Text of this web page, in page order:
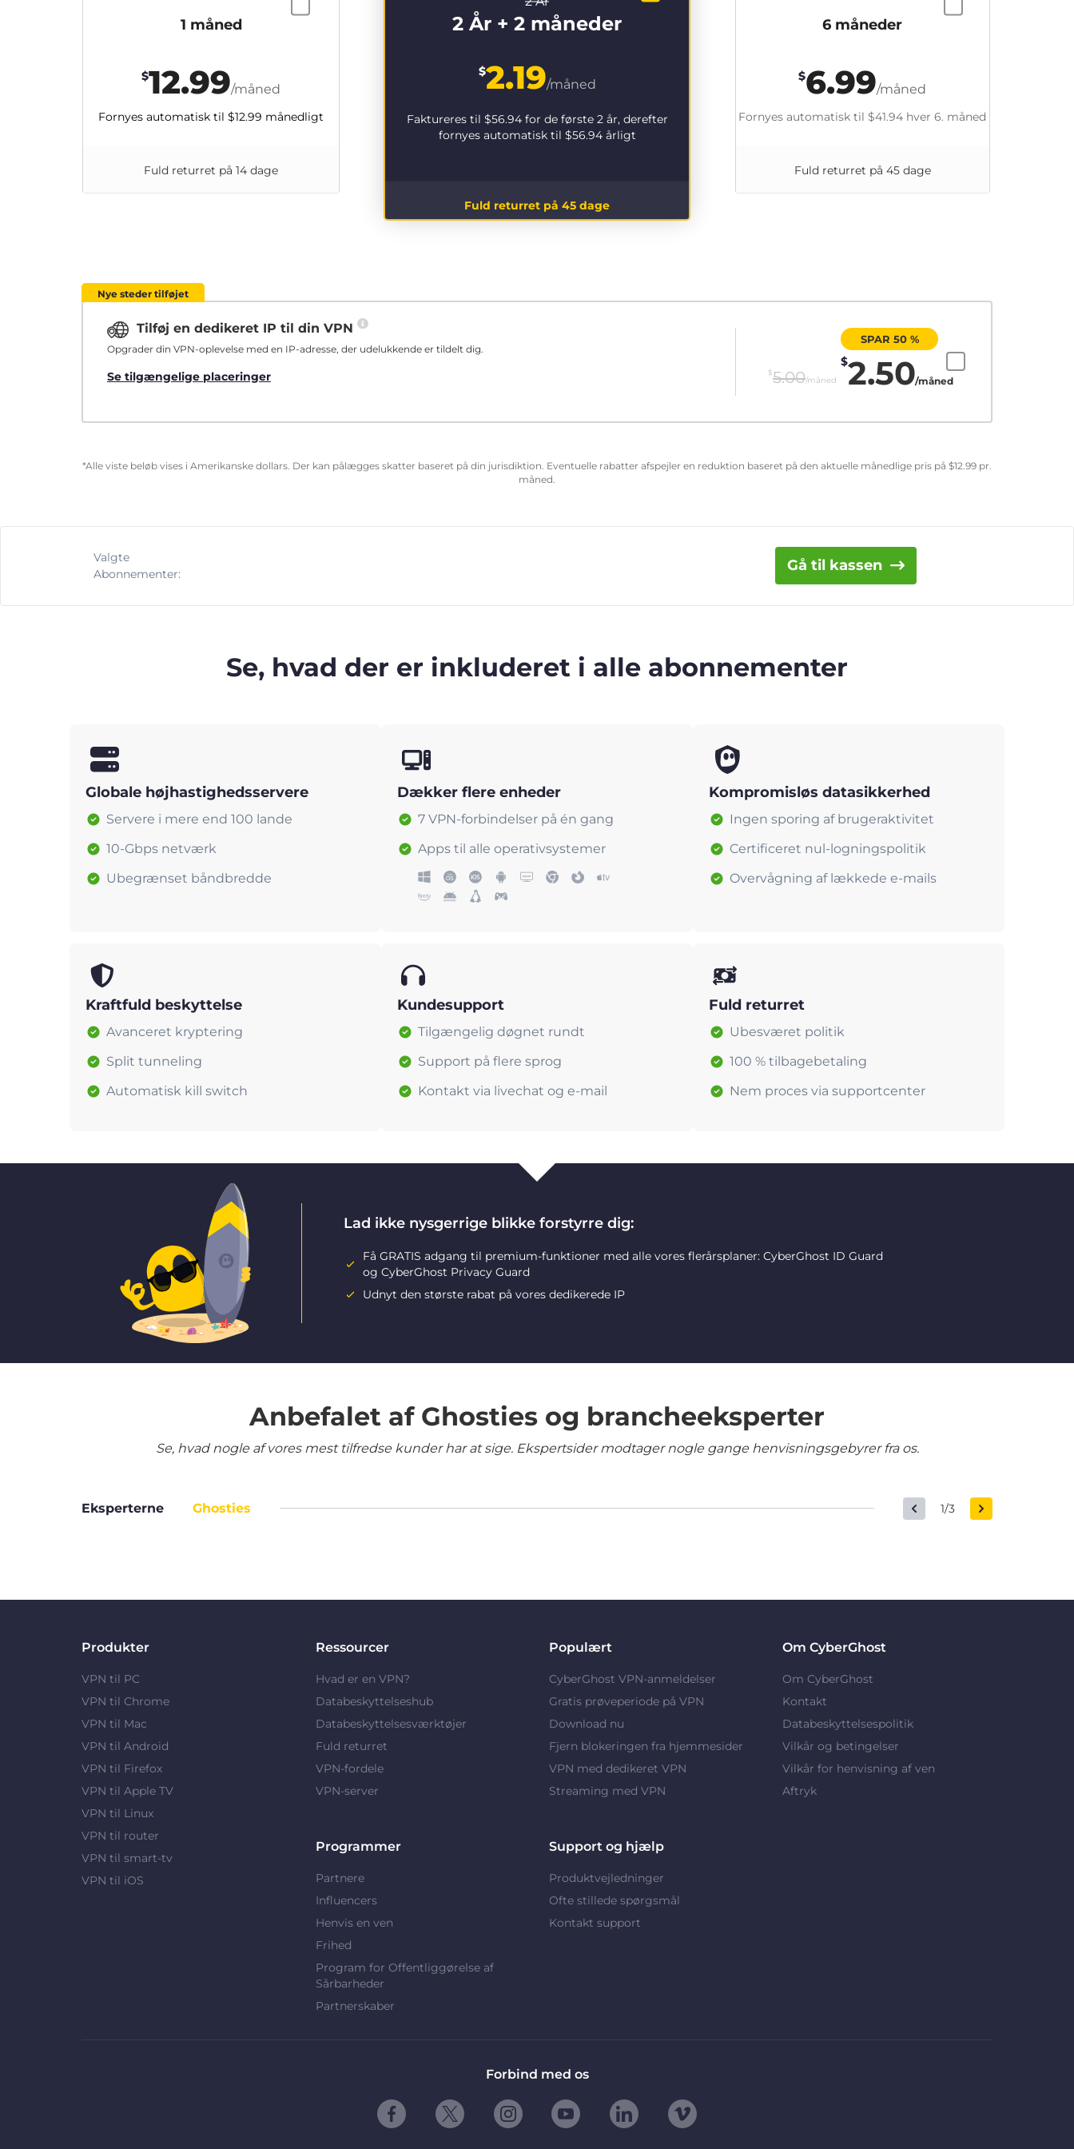
2 År + 2 måneder
$2.19/måned
Faktureres til $56.94for de første 2 år, derefter
fornyes automatisk til $56.94årligt
Fuld returret på 45 dage
6 måneder
$6.99/måned
Fornyes automatisk til $41.94 hver 6. måned
Fuld returret på 45 dage
1 måned
$12.99/måned
Fornyes automatisk til $12.99 månedligt
Fuld returret på 14 dage
Nye steder tilføjet
Tilføj en dedikeret IP til din VPN
Opgrader din VPN-oplevelse med en IP-adresse, der udelukkende er tildelt dig.
Se tilgængelige placeringer $5.00/måned
SPAR 50 %
$2.50/måned
*Alle viste beløb vises i Amerikanske dollars. Der kan pålægges skatter baseret på din jurisdiktion. Eventuelle rabatter afspejler en reduktion baseret på den aktuelle månedlige pris på $12.99 pr.
måned.
Valgte
Abonnementer:
Gå til kassen
Se, hvad der er inkluderet i alle abonnementer
Globale højhastighedsservere
Servere i mere end 100 lande
10-Gbps netværk
Ubegrænset båndbredde
Dækker flere enheder
7 VPN-forbindelser på én gang
Apps til alle operativsystemer
Kompromisløs datasikkerhed
Ingen sporing af brugeraktivitet
Certificeret nul-logningspolitik
Overvågning af lækkede e-mails
Kraftfuld beskyttelse
Avanceret kryptering
Split tunneling
Automatisk kill switch
Kundesupport
Tilgængelig døgnet rundt
Support på flere sprog
Kontakt via livechat og e-mail
Fuld returret
Ubesværet politik
100 % tilbagebetaling
Nem proces via supportcenter
Lad ikke nysgerrige blikke forstyrre dig:
Få GRATIS adgang til premium-funktioner med alle vores flerårsplaner: CyberGhost ID Guard
og CyberGhost Privacy Guard
Udnyt den største rabat på vores dedikerede IP
Anbefalet af Ghosties og brancheeksperter
Se, hvad nogle af vores mest tilfredse kunder har at sige. Ekspertsider modtager nogle gange henvisningsgebyrer fra os.
Eksperterne Ghosties 1/3
Produkter
VPN til PC
VPN til Chrome
VPN til Mac
VPN til Android
VPN til Firefox
VPN til Apple TV
VPN til Linux
VPN til router
VPN til smart-tv
VPN til iOS
Ressourcer
Hvad er en VPN?
Databeskyttelseshub
Databeskyttelsesværktøjer
Fuld returret
VPN-fordele
VPN-server
Populært
CyberGhost VPN-anmeldelser
Gratis prøveperiode på VPN
Download nu
Fjern blokeringen fra hjemmesider
VPN med dedikeret VPN
Streaming med VPN
Om CyberGhost
Om CyberGhost
Kontakt
Databeskyttelsespolitik
Vilkår og betingelser
Vilkår for henvisning af ven
Aftryk
Programmer
Partnere
Influencers
Henvis en ven
Frihed
Program for Offentliggørelse af
Sårbarheder
Partnerskaber
Support og hjælp
Produktvejledninger
Ofte stillede spørgsmål
Kontakt support
Forbind med os